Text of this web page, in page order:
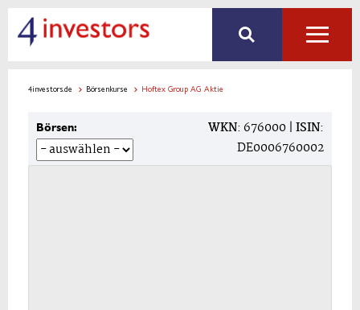
4investors.de Börsenkurse Hoftex Group AG Aktie
Börsen: WKN: 676000 | ISIN:
DE0006760002